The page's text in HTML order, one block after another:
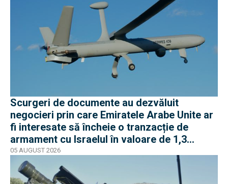
Scurgeri de documente au dezvăluit
negocieri prin care Emiratele Arabe Unite ar
fi interesate să încheie o tranzacție de
armament cu Israelul în valoare de 1,3
miliarde de dolari
05 AUGUST 2026